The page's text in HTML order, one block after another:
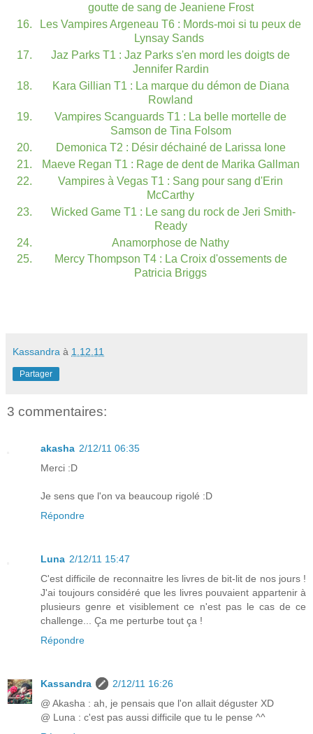
goutte de sang de Jeaniene Frost
Les Vampires Argeneau T6 : Mords-moi si tu peux de
Lynsay Sands
Jaz Parks T1 : Jaz Parks s'en mord les doigts de
Jennifer Rardin
Kara Gillian T1 : La marque du démon de Diana
Rowland
Vampires Scanguards T1 : La belle mortelle de
Samson de Tina Folsom
Demonica T2 : Désir déchainé de Larissa Ione
Maeve Regan T1 : Rage de dent de Marika Gallman
Vampires à Vegas T1 : Sang pour sang d'Erin
McCarthy
Wicked Game T1 : Le sang du rock de Jeri Smith-
Ready
Anamorphose de Nathy
Mercy Thompson T4 : La Croix d'ossements de
Patricia Briggs
Kassandra à 1.12.11
Partager
3 commentaires:
akasha 2/12/11 06:35
Merci :D
Je sens que l'on va beaucoup rigolé :D
Répondre
Luna 2/12/11 15:47
C'est difficile de reconnaitre les livres de bit-lit de nos jours !
J'ai toujours considéré que les livres pouvaient appartenir à
plusieurs genre et visiblement ce n'est pas le cas de ce
challenge... Ça me perturbe tout ça !
Répondre
Kassandra
2/12/11 16:26
@ Akasha : ah, je pensais que l'on allait déguster XD
@ Luna : c'est pas aussi difficile que tu le pense ^^